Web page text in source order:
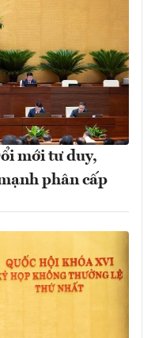
mới tư duy,
phân cấp